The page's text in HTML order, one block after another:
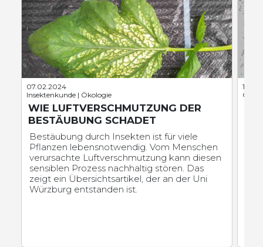
07.02.2024
Insektenkunde | Ökologie
WIE LUFTVERSCHMUTZUNG DER
BESTÄUBUNG SCHADET
Bestäubung durch Insekten ist für viele
Pflanzen lebensnotwendig. Vom Menschen
verursachte Luftverschmutzung kann diesen
sensiblen Prozess nachhaltig stören. Das
zeigt ein Übersichtsartikel, der an der Uni
Würzburg entstanden ist.